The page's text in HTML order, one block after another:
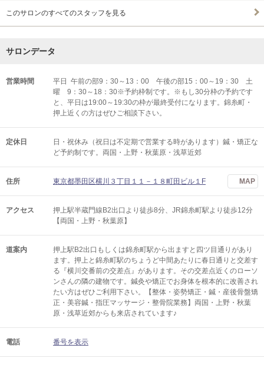
このサロンのすべてのスタッフを見る
サロンデータ
営業時間
平日 午前の部9：30～13：00 午後の部15：00～19：30 土
曜 9：30～18：30※予約枠制です。※もし30分枠の予約です
と、平日は19:00～19:30の枠が最終受付になります。錦糸町・
押上近くの方はぜひご相談下さい。
定休日
日・祝休み（祝日は不定期で営業する時があります）鍼・矯正な
ど予約制です。両国・上野・秋葉原・浅草近郊
住所 東京都墨田区横川３丁目１１－１８町田ビル１F MAP
アクセス
押上駅半蔵門線B2出口より徒歩8分、JR錦糸町駅より徒歩12分
【両国・上野・秋葉原】
道案内
押上駅B2出口もしくは錦糸町駅から出ますと四ツ目通りがあり
ます。押上と錦糸町駅のちょうど中間あたりに春日通りと交差す
る『横川交番前の交差点』があります。その交差点近くのローソ
ンさんの隣の建物です。鍼灸や矯正でお身体を根本的に改善され
たい方はぜひご利用下さい。【整体・姿勢矯正・鍼・産後骨盤矯
正・美容鍼・指圧マッサージ・整骨院業務】両国・上野・秋葉
原・浅草近郊からも来店されています♪
電話 番号を表示